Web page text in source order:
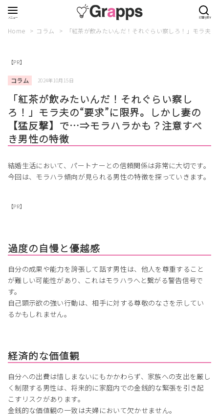
Home コラム 「紅茶が飲みたいんだ！それぐらい察しろ！」モラ
【PR】
コラム 2024年10月15日
「紅茶が飲みたいんだ！それぐらい察し
ろ！」モラ夫の“要求”に限界。しかし妻の
【猛反撃】で…⇒モラハラかも？注意すべ
き男性の特徴
結婚生活において、パートナーとの信頼関係は非常に大切です。
今回は、モラハラ傾向が見られる男性の特徴を探っていきます。
【PR】
過度の自慢と優越感
自分の成果や能力を誇張して話す男性は、他人を尊重すること
が難しい可能性があり、これはモラハラへと繋がる警告信号で
す。
自己顕示欲の強い行動は、相手に対する尊敬のなさを示してい
るかもしれません。
経済的な価値観
自分への出費は惜しまないにもかかわらず、家族への支出を厳し
く制限する男性は、将来的に家庭内での金銭的な緊張を引き起
こすリスクがあります。
金銭的な価値観の一致は夫婦において欠かせません。